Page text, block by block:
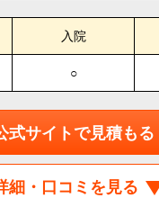
入院
○
式サイトで見積もる
細・口コミを見る